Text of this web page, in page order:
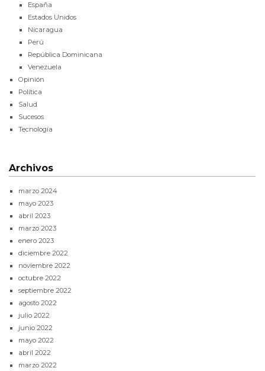
España
Estados Unidos
Nicaragua
Perú
República Dominicana
Venezuela
Opinión
Política
Salud
Sucesos
Tecnología
Archivos
marzo 2024
mayo 2023
abril 2023
marzo 2023
enero 2023
diciembre 2022
noviembre 2022
octubre 2022
septiembre 2022
agosto 2022
julio 2022
junio 2022
mayo 2022
abril 2022
marzo 2022